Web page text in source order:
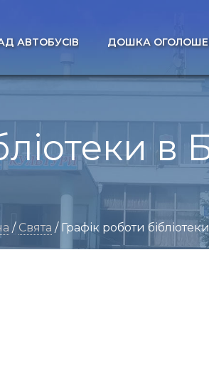
АВТОБУСІВ ДОШКА
в
/ Свята / Графік роботи